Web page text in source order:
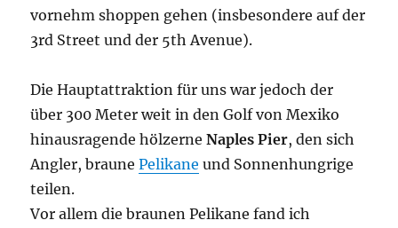
vornehm shoppen gehen (insbesondere auf der
3rd Street und der 5th Avenue).
Die Hauptattraktion für uns war jedoch der
über 300 Meter weit in den Golf von Mexiko
hinausragende hölzerneNaples Pier, den sich
Angler, braunePelikane und Sonnenhungrige
teilen.
Vor allem die braunen Pelikane fand ich